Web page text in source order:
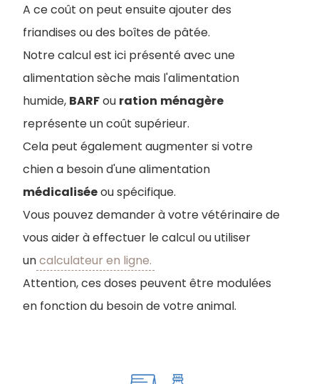
A ce coût on peut ensuite ajouter des
friandises ou des boîtes de pâtée.
Notre calcul est ici présenté avec une
alimentation sèche mais l'alimentation
humide, BARFou ration ménagère
représente un coût supérieur.
Cela peut également augmenter si votre
chien a besoin d'une alimentation
médicaliséeou spécifique.
Vous pouvez demander à votre vétérinaire de
vous aider à effectuer le calcul ou utiliser
uncalculateur en ligne.
Attention, ces doses peuvent être modulées
en fonction du besoin de votre animal.